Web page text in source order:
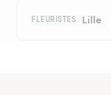
FLEURISTES Lille